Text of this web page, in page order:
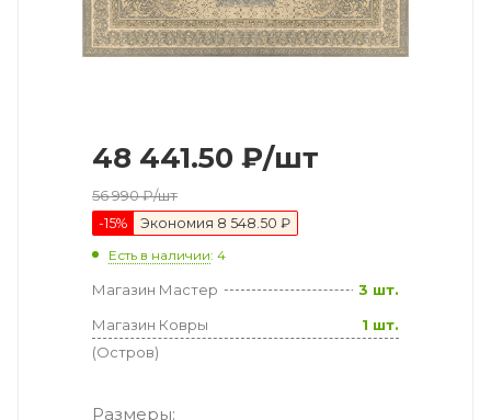
48 441.50 ₽/шт
56 990₽/шт
-15% Экономия 8 548.50 ₽
Есть в наличии: 4
Магазин Мастер
3 шт.
Магазин Ковры
(Остров)
1 шт.
Размеры: